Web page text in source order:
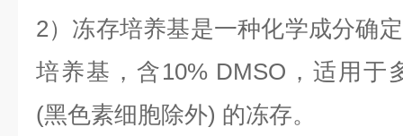
2）冻存培养基是一种化学成分确
培养基，含10% DMSO，适用于
(黑色素细胞除外) 的冻存。